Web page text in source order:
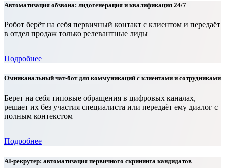
Автоматизация обзвона: лидогенерация и квалификация 24/7
Робот берёт на себя первичный контакт с клиентом и передаёт
в отдел продаж только релевантные лиды
Подробнее
Омниканальный чат-бот для коммуникаций с клиентами и сотрудниками
Берет на себя типовые обращения в цифровых каналах,
решает их без участия специалиста или передаёт ему диалог с
полным контекстом
Подробнее
AI-рекрутер: автоматизация первичного скрининга кандидатов